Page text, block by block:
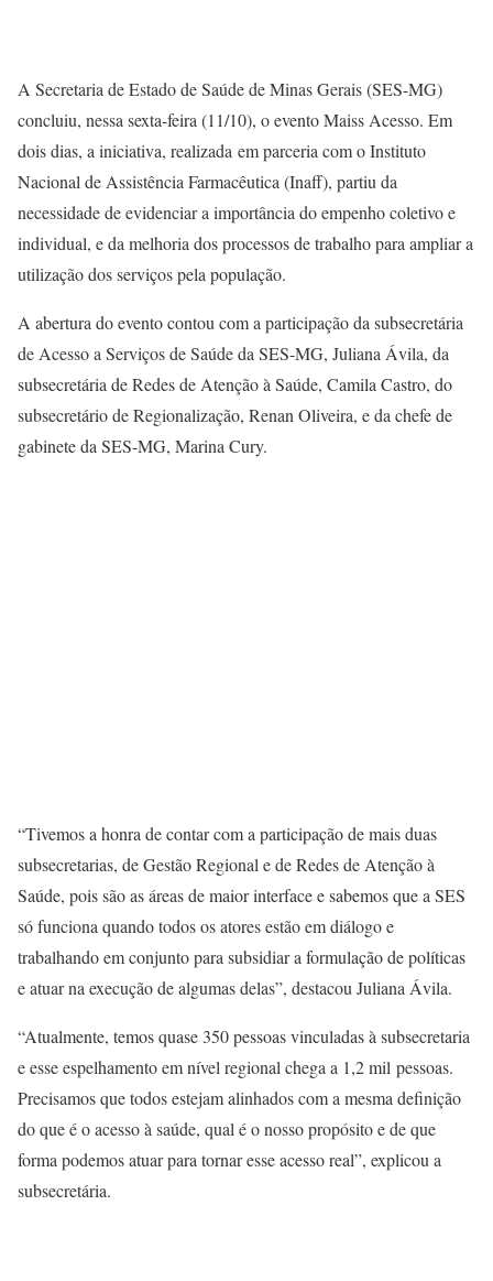
A Secretaria de Estado de Saúde de Minas Gerais (SES-MG)
concluiu, nessa sexta-feira (11/10), o evento Maiss Acesso. Em
dois dias, a iniciativa, realizada em parceria com o Instituto
Nacional de Assistência Farmacêutica (Inaff), partiu da
necessidade de evidenciar a importância do empenho coletivo e
individual, e da melhoria dos processos de trabalho para ampliar a
utilização dos serviços pela população.
A abertura do evento contou com a participação da subsecretária
de Acesso a Serviços de Saúde da SES-MG, Juliana Ávila, da
subsecretária de Redes de Atenção à Saúde, Camila Castro, do
subsecretário de Regionalização, Renan Oliveira, e da chefe de
gabinete da SES-MG, Marina Cury.
“Tivemos a honra de contar com a participação de mais duas
subsecretarias, de Gestão Regional e de Redes de Atenção à
Saúde, pois são as áreas de maior interface e sabemos que a SES
só funciona quando todos os atores estão em diálogo e
trabalhando em conjunto para subsidiar a formulação de políticas
e atuar na execução de algumas delas”, destacou Juliana Ávila.
“Atualmente, temos quase 350 pessoas vinculadas à subsecretaria
e esse espelhamento em nível regional chega a 1,2 mil pessoas.
Precisamos que todos estejam alinhados com a mesma definição
do que é o acesso à saúde, qual é o nosso propósito e de que
forma podemos atuar para tornar esse acesso real”, explicou a
subsecretária.